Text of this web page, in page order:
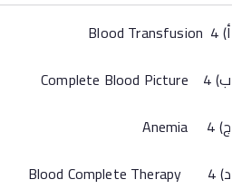
‌أ) 4 Blood Transfusion
‌ب) 4 Complete Blood Picture
‌ج) 4 Anemia
‌د) 4 Blood Complete Therapy